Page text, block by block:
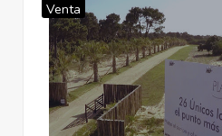
Venta